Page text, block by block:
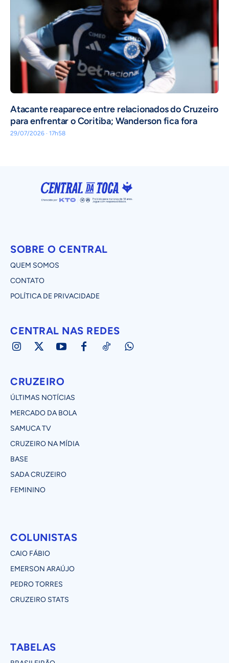
Atacante reaparece entre relacionados do Cruzeiro
para enfrentar o Coritiba; Wanderson fica fora
29/07/2026 · 17h58
SOBRE O CENTRAL
QUEM SOMOS
CONTATO
POLÍTICA DE PRIVACIDADE
CENTRAL NAS REDES
CRUZEIRO
ÚLTIMAS NOTÍCIAS
MERCADO DA BOLA
SAMUCA TV
CRUZEIRO NA MÍDIA
BASE
SADA CRUZEIRO
FEMININO
COLUNISTAS
CAIO FÁBIO
EMERSON ARAÚJO
PEDRO TORRES
CRUZEIRO STATS
TABELAS